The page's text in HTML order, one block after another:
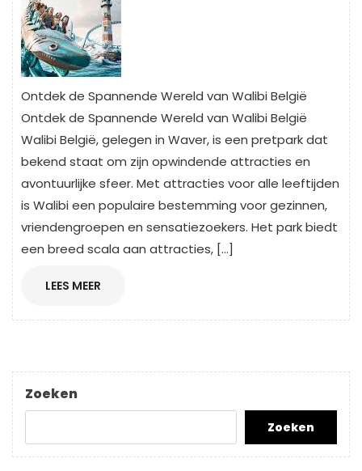
Ontdek de Spannende Wereld van Walibi België
Ontdek de Spannende Wereld van Walibi België
Walibi België, gelegen in Waver, is een pretpark dat
bekend staat om zijn opwindende attracties en
avontuurlijke sfeer. Met attracties voor alle leeftijden
is Walibi een populaire bestemming voor gezinnen,
vriendengroepen en sensatiezoekers. Het park biedt
een breed scala aan attracties, […]
LEES MEER
Zoeken
Zoeken